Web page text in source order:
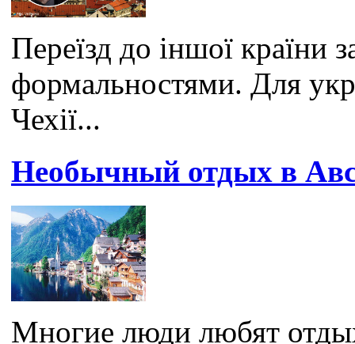
Переїзд до іншої країни
формальностями. Для
Чехії...
Необычный отдых в
Многие люди любят